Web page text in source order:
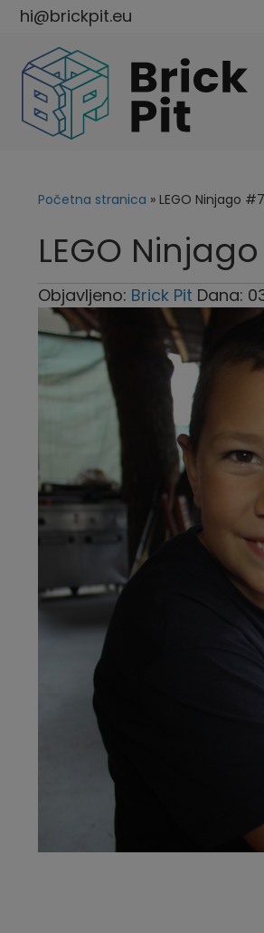
hi@brickpit.eu
Početna stranica » LEGO Ninjago
LEGO
Objavljeno: Brick Pit Dana: